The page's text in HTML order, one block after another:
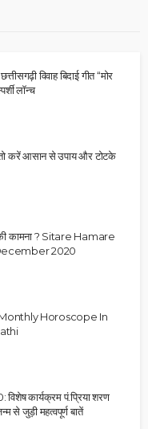
विवाह बिदाई गीत “मोर
लॉन्च
करें आसान से उपाय और टोटके
की कामना ? Sitare Hamare
2020
Monthly Horoscope In
कार्यक्रम पं.प्रिया शरण
से जुड़ी महत्वपूर्ण बातें